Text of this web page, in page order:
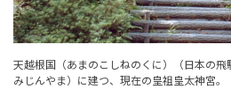
天越根国（あまのこしねのくに）（日本の
みじんやま）に建つ、現在の皇祖皇太神宮。